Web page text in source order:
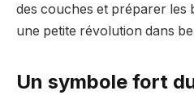
des couches et préparer les
une petite révolution dans
Un symbole fort